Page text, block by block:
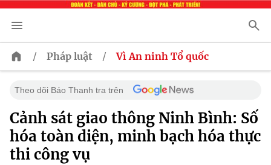
/ Pháp luật / Vì An ninh Tổ quốc
Theo dõi Báo Thanh tra trên
Cảnh sát giao thông Ninh Bình: Số
hóa toàn diện, minh bạch hóa thực
thi công vụ